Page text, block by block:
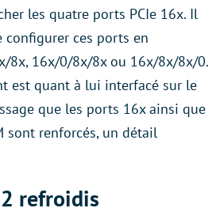
les quatre ports PCIe 16x. Il
configurer ces ports en
8x, 16x/0/8x/8x ou 16x/8x/8x/0.
est quant à lui interfacé sur le
que les ports 16x ainsi que
sont renforcés, un détail
refroidis